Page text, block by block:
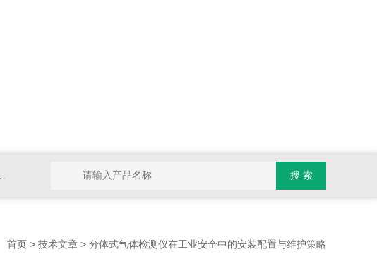
首页 > 技术文章 > 分体式气体检测仪在工业安全中的安装配置与维护策略